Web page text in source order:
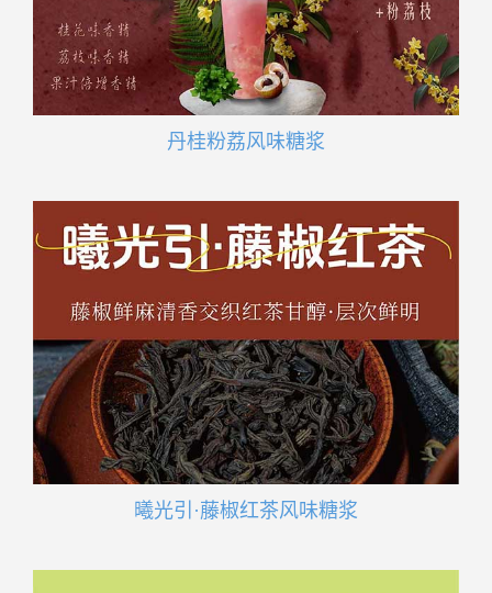
丹桂粉荔风味糖浆
曦光引·藤椒红茶风味糖浆